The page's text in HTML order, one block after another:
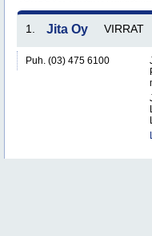
1. Jita Oy VIRRAT
Puh. (03) 475 6100